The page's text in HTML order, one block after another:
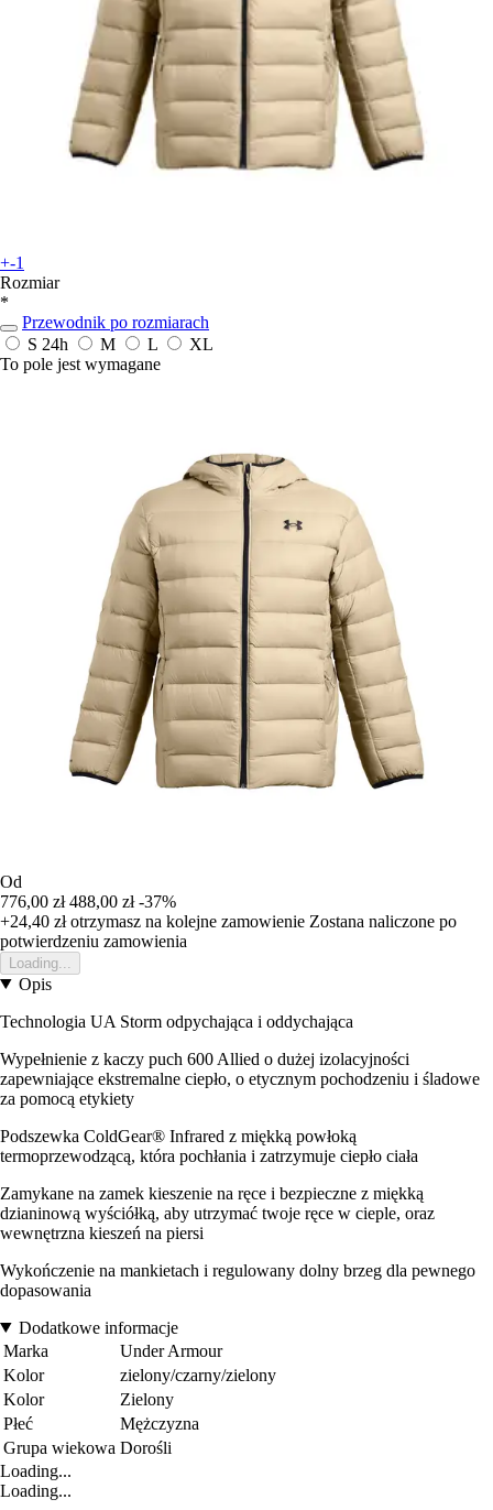
+-1
Rozmiar
*
Przewodnik po rozmiarach
S 24h M L
XL
To pole jest wymagane
Od
776,00 zł 488,00 zł -37%
+24,40 złotrzymasz na kolejne zamowienie Zostana naliczone po
potwierdzeniu zamowienia
Loading...
Opis
Technologia UA Storm odpychająca i oddychająca
Wypełnienie z kaczy puch 600 Allied o dużej izolacyjności
zapewniające ekstremalne ciepło, o etycznym pochodzeniu i śladowe
za pomocą etykiety
Podszewka ColdGear® Infrared z miękką powłoką
termoprzewodzącą, która pochłania i zatrzymuje ciepło ciała
Zamykane na zamek kieszenie na ręce i bezpieczne z miękką
dzianinową wyściółką, aby utrzymać twoje ręce w cieple, oraz
wewnętrzna kieszeń na piersi
Wykończenie na mankietach i regulowany dolny brzeg dla pewnego
dopasowania
Dodatkowe informacje
Marka
Under Armour
Kolor
zielony/czarny/zielony
Kolor
Zielony
Płeć
Mężczyzna
Grupa wiekowa Dorośli
Loading...
Loading...